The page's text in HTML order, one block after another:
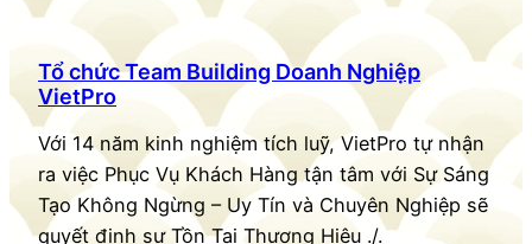
Tổ chức Team Building Doanh Nghiệp
VietPro
Với 14 năm kinh nghiệm tích luỹ, VietPro tự nhận
ra việc Phục Vụ Khách Hàng tận tâm với Sự Sáng
Tạo Không Ngừng – Uy Tín và Chuyên Nghiệp sẽ
quyết định sự Tồn Tại Thương Hiệu ./.